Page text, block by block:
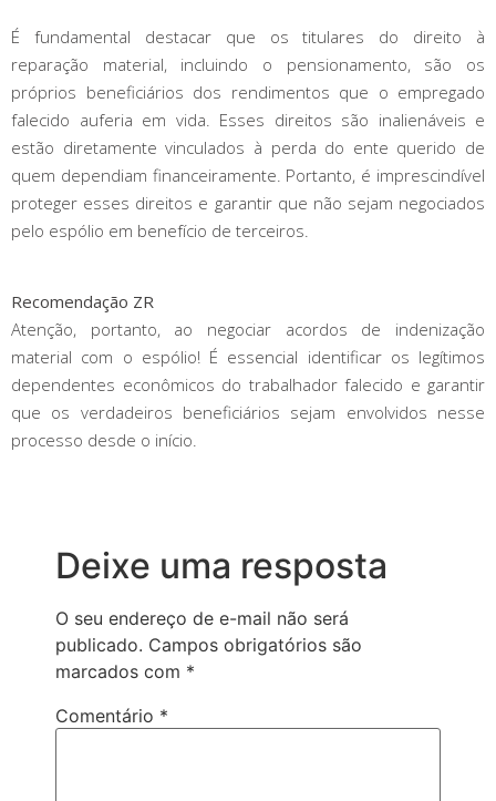
É fundamental destacar que os titulares do direito à
reparação material, incluindo o pensionamento, são os
próprios beneficiários dos rendimentos que o empregado
falecido auferia em vida. Esses direitos são inalienáveis e
estão diretamente vinculados à perda do ente querido de
quem dependiam financeiramente. Portanto, é imprescindível
proteger esses direitos e garantir que não sejam negociados
pelo espólio em benefício de terceiros.
Recomendação ZR
Atenção, portanto, ao negociar acordos de indenização
material com o espólio! É essencial identificar os legítimos
dependentes econômicos do trabalhador falecido e garantir
que os verdadeiros beneficiários sejam envolvidos nesse
processo desde o início.
Deixe uma resposta
O seu endereço de e-mail não será
publicado. Campos obrigatórios são
marcados com *
Comentário *